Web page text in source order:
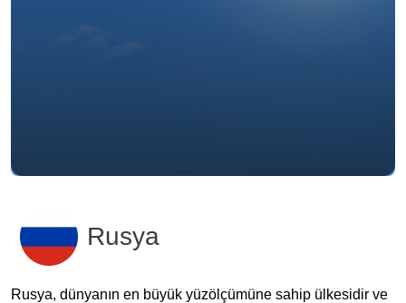
Rusya
Rusya, dünyanın en büyük yüzölçümüne sahip ülkesidir ve